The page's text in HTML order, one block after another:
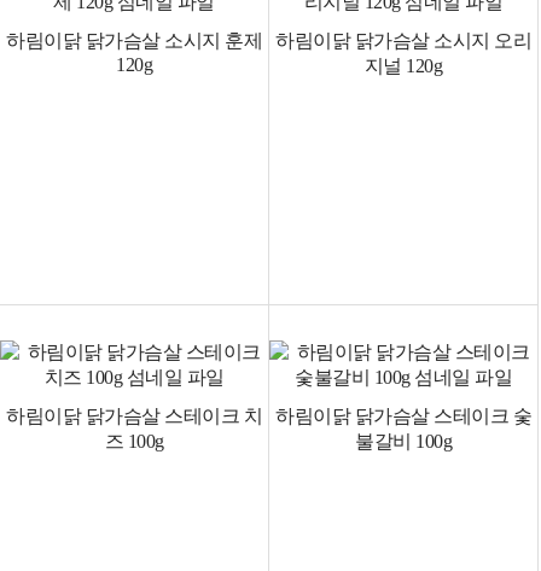
하림이닭 닭가슴살 소시지 훈제
120g
하림이닭 닭가슴살 소시지 오리
지널 120g
하림이닭 닭가슴살 스테이크 치
즈 100g
하림이닭 닭가슴살 스테이크 숯
불갈비 100g